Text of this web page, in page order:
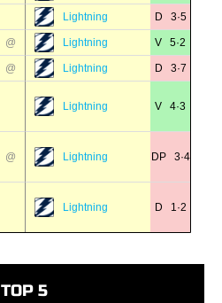
Lightning D 3·5
@ Lightning V 5·2
@ Lightning D 3·7
Lightning V 4·3
@ Lightning DP 3·4
Lightning D 1·2
TOP 5